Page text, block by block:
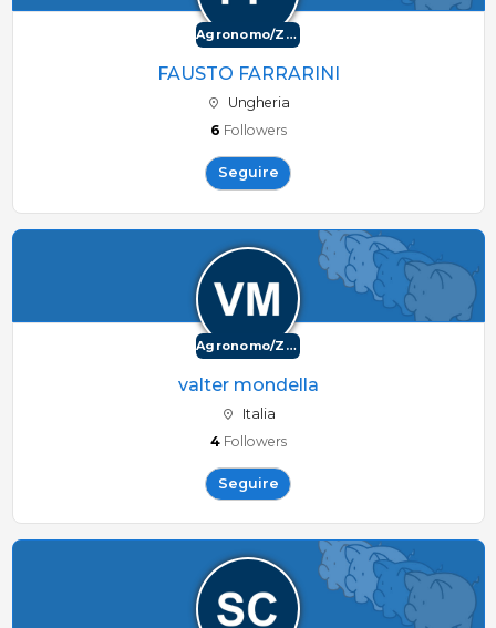
Agronomo/Zootecnico
FAUSTO FARRARINI
Ungheria
6 Followers
Seguire
Agronomo/Zootecnico
valter mondella
Italia
4 Followers
Seguire